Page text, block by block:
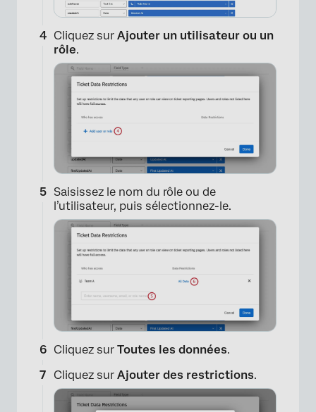
Cliquez sur Ajouter un utilisateur ou un
rôle.
Saisissez le nom du rôle ou de
l’utilisateur, puis sélectionnez-le.
Cliquez sur Toutes les données.
Cliquez sur Ajouter des restrictions.